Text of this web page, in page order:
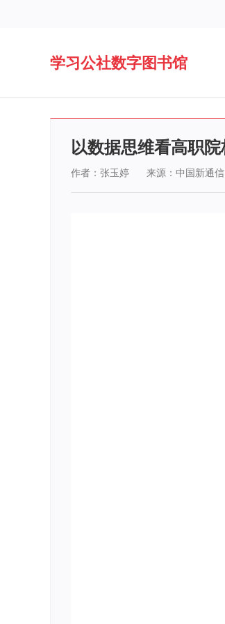
学习公社数字图书馆
以数据思维看高职
作者：张玉婷 来源：中国新通信